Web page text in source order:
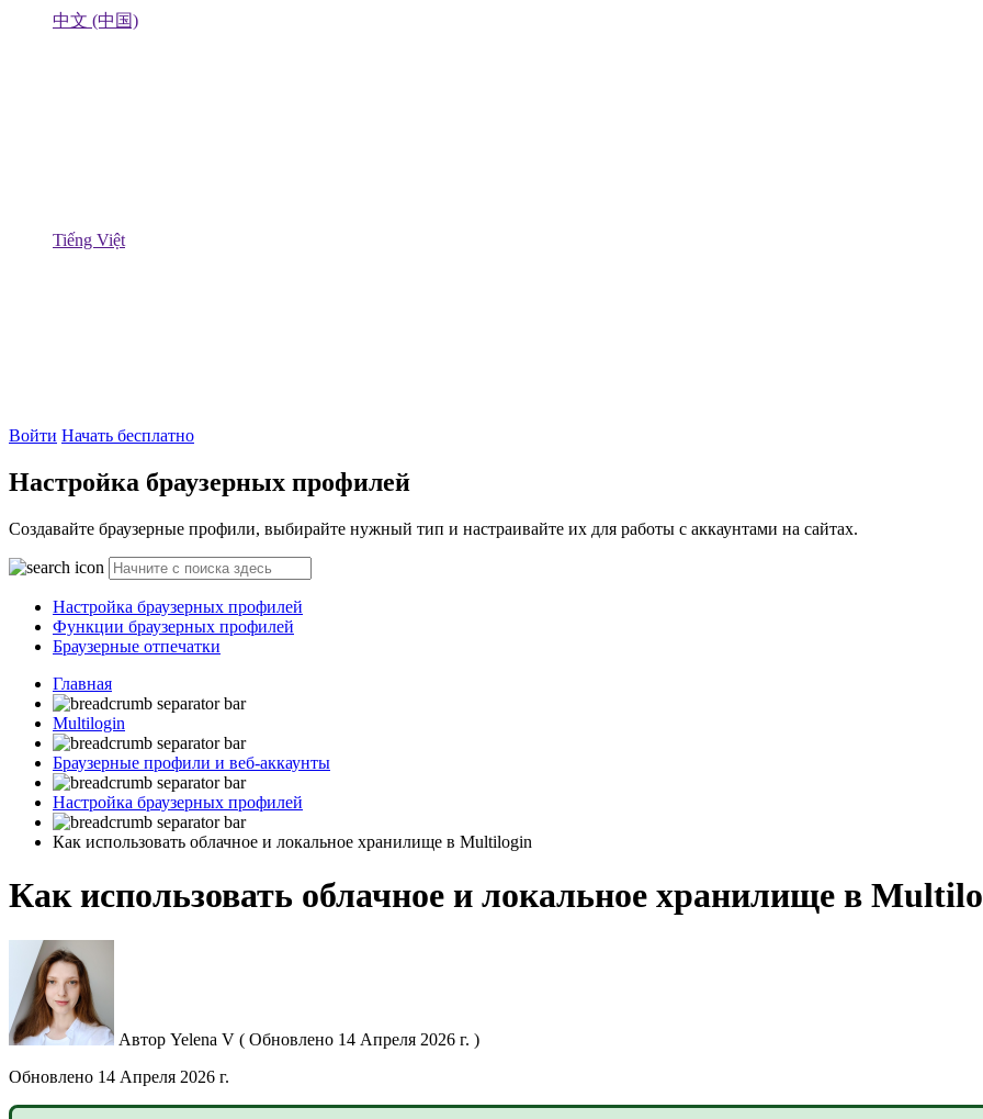
中文 (中国)
Tiếng Việt
Войти Начать бесплатно
Настройка браузерных профилей
Создавайте браузерные профили, выбирайте нужный тип и настраивайте их для работы с аккаунтами на сайтах.
Настройка браузерных профилей
Функции браузерных профилей
Браузерные отпечатки
Главная
Multilogin
Браузерные профили и веб-аккаунты
Настройка браузерных профилей
Как использовать облачное и локальное хранилище в Multilogin
Как использовать облачное и локальное хранилище в
Автор Yelena V ( Обновлено 14 Апреля 2026 г. )
Обновлено 14 Апреля 2026 г.